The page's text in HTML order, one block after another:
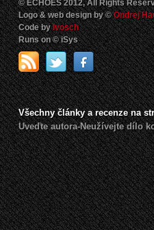
© ECHOES 2012, All Rights
Logo & web design by ©Ondrej
Code byIvosch
Runs on © iSys
Všechny články a recenze na
Uveďte autora-Neužívejte dílo